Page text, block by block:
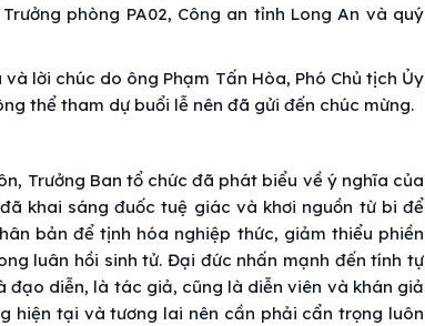
phòng PA02, Công an tỉnh Long An và quý
lời chúc do ông Phạm Tấn Hòa, Phó Chủ tịch Ủy
thể tham dự buổi lễ nên đã gửi đến chúc mừng.
Trưởng Ban tổ chức đã phát biểu về ý nghĩa của
khai sáng đuốc tuệ giác và khơi nguồn từ bi để
bản để tịnh hóa nghiệp thức, giảm thiểu phiền
luân hồi sinh tử. Đại đức nhấn mạnh đến tính tự
đạo diễn, là tác giả, cũng là diễn viên và khán giả
hiện tại và tương lai nên cần phải cẩn trọng luôn